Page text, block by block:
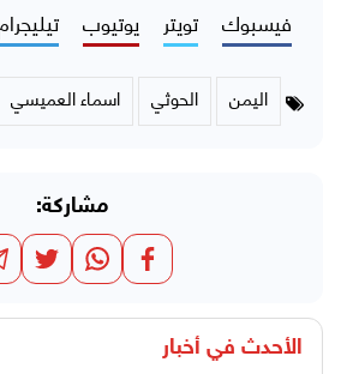
فيسبوك تويتر يوتيوب
اليمن الحوثي اسماء العميسي
مشاركة:
الأحدث في أخبار